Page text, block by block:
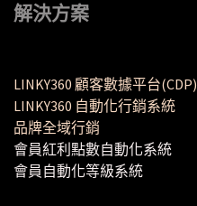
解決方案
LINKY360 顧客數據平台(CDP)
LINKY360 自動化行銷系統
品牌全域行銷
會員紅利點數自動化系統
會員自動化等級系統